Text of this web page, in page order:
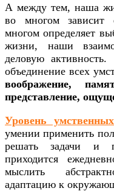
А между тем, наша
во многом зависит
многом определяет
жизни, наши
деловую
объединение всех
воображение,
представление,
Уровень умственных
умении применить
решать задачи и
приходится
мыслить
адаптацию к